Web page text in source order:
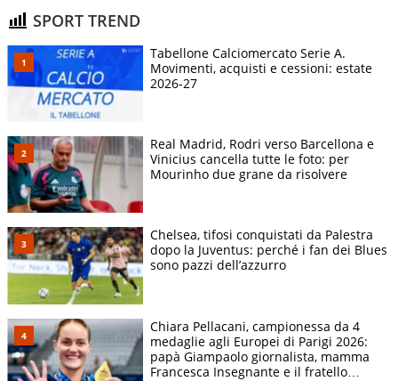
SPORT TREND
Tabellone Calciomercato Serie A.
Movimenti, acquisti e cessioni: estate
2026-27
Real Madrid, Rodri verso Barcellona e
Vinicius cancella tutte le foto: per
Mourinho due grane da risolvere
Chelsea, tifosi conquistati da Palestra
dopo la Juventus: perché i fan dei Blues
sono pazzi dell’azzurro
Chiara Pellacani, campionessa da 4
medaglie agli Europei di Parigi 2026:
papà Giampaolo giornalista, mamma
Francesca Insegnante e il fratello